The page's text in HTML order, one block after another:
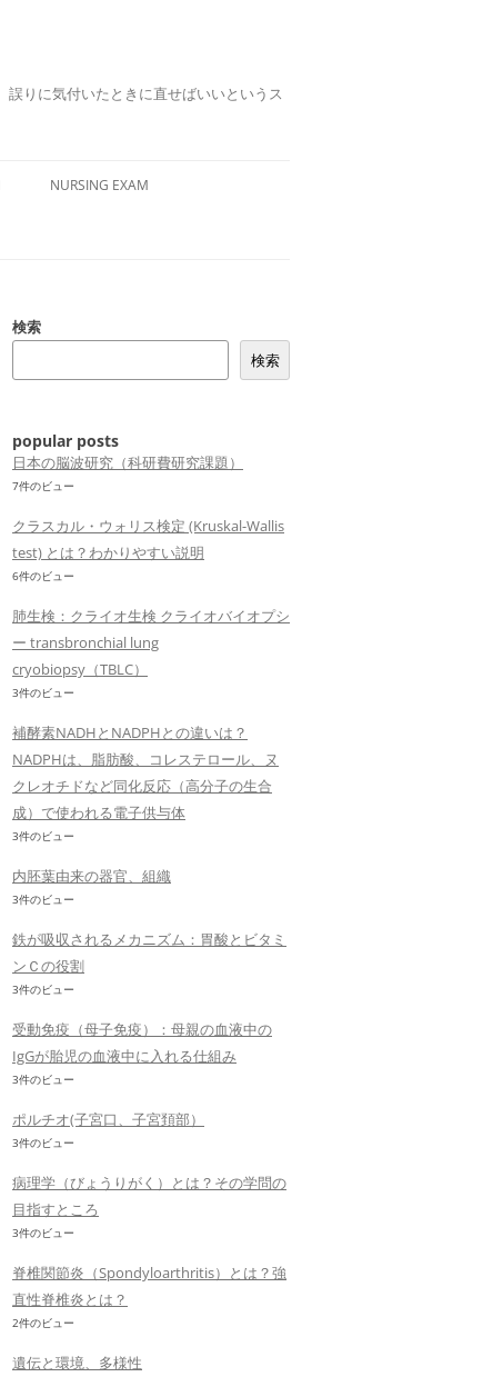
りに気付いたときに直せばいいというス
NURSING EXAM
検索
検索
popular posts
日本の脳波研究（科研費研究課題）
7件のビュー
クラスカル・ウォリス検定 (Kruskal-Wallis
test) とは？わかりやすい説明
6件のビュー
肺生検：クライオ生検 クライオバイオプシ
ー transbronchial lung
cryobiopsy（TBLC）
3件のビュー
補酵素NADHとNADPHとの違いは？
NADPHは、脂肪酸、コレステロール、ヌ
クレオチドなど同化反応（高分子の生合
成）で使われる電子供与体
3件のビュー
内胚葉由来の器官、組織
3件のビュー
鉄が吸収されるメカニズム：胃酸とビタミ
ンＣの役割
3件のビュー
受動免疫（母子免疫）：母親の血液中の
IgGが胎児の血液中に入れる仕組み
3件のビュー
ポルチオ(子宮口、子宮頚部）
3件のビュー
病理学（びょうりがく）とは？その学問の
目指すところ
3件のビュー
脊椎関節炎（Spondyloarthritis）とは？強
直性脊椎炎とは？
2件のビュー
遺伝と環境、多様性